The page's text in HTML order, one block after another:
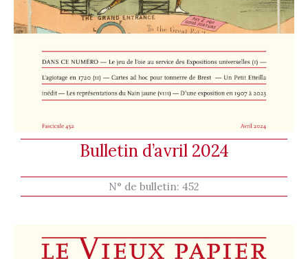
Bulletin d’avril 2024
N° de bulletin: 452